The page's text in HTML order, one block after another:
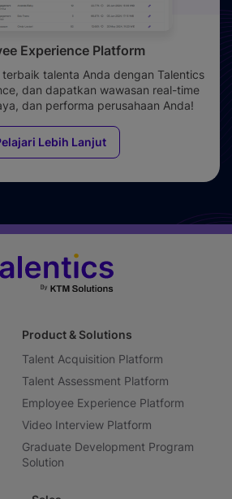
Experience Platform
talenta Anda dengan Talentics
dan dapatkan wawasan real-time
dan performa perusahaan Anda!
Lebih Lanjut
Product & Solutions
Talent Acquisition Platform
Talent Assessment Platform
Employee Experience Platform
Video Interview Platform
Graduate Development Program
Solution